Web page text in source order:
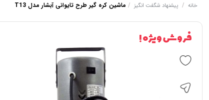
خانه / پیشنهاد شگفت انگیز / ماشین کره‌ گیر طرح تایوانی آبشار مدل T13
فروش ویژه !